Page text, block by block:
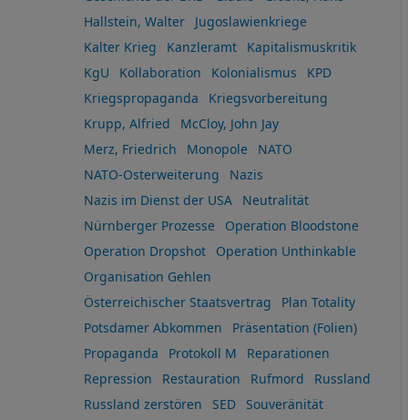
Hallstein, Walter
Jugoslawienkriege
Kalter Krieg
Kanzleramt
Kapitalismuskritik
KgU
Kollaboration Kolonialismus
KPD
Kriegspropaganda
Kriegsvorbereitung
Krupp, Alfried
McCloy, John Jay
Merz, Friedrich
Monopole
NATO
NATO-Osterweiterung
Nazis
Nazis im Dienst der USA
Neutralität
Nürnberger Prozesse
Operation Bloodstone
Operation Dropshot
Operation Unthinkable
Organisation Gehlen
Österreichischer Staatsvertrag
Plan Totality
Potsdamer Abkommen
Präsentation (Folien)
Propaganda
Protokoll M
Reparationen
Repression
Restauration Rufmord
Russland
Russland zerstören
SED
Souveränität